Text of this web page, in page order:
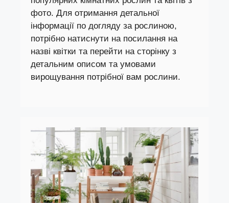
фото. Для отримання детальної
інформації по догляду за рослиною,
потрібно натиснути на посилання на
назві квітки та перейти на сторінку з
детальним описом та умовами
вирощування потрібної вам рослини.